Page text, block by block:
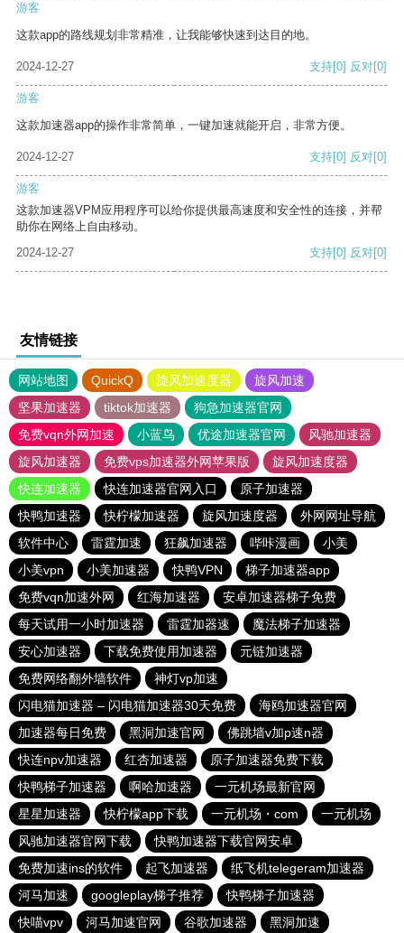
游客
这款app的路线规划非常精准，让我能够快速到达目的地。
2024-12-27 支持[0] 反对[0]
游客
这款加速器app的操作非常简单，一键加速就能开启，非常方便。
2024-12-27 支持[0] 反对[0]
游客
这款加速器VPM应用程序可以给你提供最高速度和安全性的连接，并帮
助你在网络上自由移动。
2024-12-27
支持[0] 反对[0]
友情链接
网站地图 QuickQ 旋风加速度器
旋风加速
坚果加速器
tiktok加速器
狗急加速器官网
免费vqn外网加速
小蓝鸟 优途加速器官网
风驰加速器
旋风加速器
免费vps加速器外网苹果版
旋风加速度器
快连加速器
快连加速器官网入口
原子加速器
快鸭加速器
快柠檬加速器 旋风加速度器
外网网址导航
软件中心
雷霆加速 狂飙加速器 哔咔漫画
小美
小美vpn
小美加速器 快鸭VPN
梯子加速器app
免费vqn加速外网
红海加速器
安卓加速器梯子免费
每天试用一小时加速器
雷霆加器速
魔法梯子加速器
安心加速器
下载免费使用加速器
元链加速器
免费网络翻外墙软件
神灯vp加速
闪电猫加速器 – 闪电猫加速器30天免费
海鸥加速器官网
加速器每日免费
黑洞加速官网
佛跳墙v加p速n器
快连npv加速器
红杏加速器
原子加速器免费下载
快鸭梯子加速器
啊哈加速器
一元机场最新官网
星星加速器
快柠檬app下载 一元机场・com
一元机场
风驰加速器官网下载
快鸭加速器下载官网安卓
免费加速ins的软件
起飞加速器
纸飞机telegeram加速器
河马加速
googleplay梯子推荐
快鸭梯子加速器
快喵vpv
河马加速官网 谷歌加速器 黑洞加速